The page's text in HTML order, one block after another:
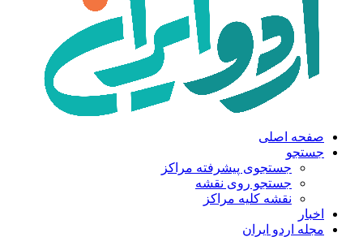
صفحه اصلی
جستجو
جستجوی پیشرفته مراکز
جستجو روی نقشه
نقشه کلیه مراکز
اخبار
مجله اردو ایران